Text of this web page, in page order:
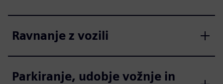
Ravnanje z vozili
Parkiranje, udobje vožnje in